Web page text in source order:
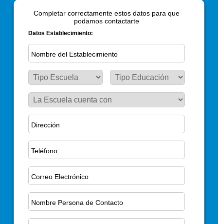
Completar correctamente estos datos para que
podamos contactarte
Datos Establecimiento: